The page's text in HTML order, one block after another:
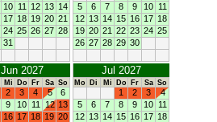
10 11 12 13 14
17 18 19 20 21
24 25 26 27 28
31
5
6 7 8 9 10 11
12 13 14 15 16 17 18
19 20 21 22 23 24 25
26 27 28 29 30
Jun 2027
Mi Do Fr Sa So
2 3 4 5
6
9 10 11 12 13
16 17 18 19 20
Jul 2027
Mo Di Mi Do Fr Sa So
1 2 3
4
5
6 7 8 9 10 11
12 13 14 15 16 17 18